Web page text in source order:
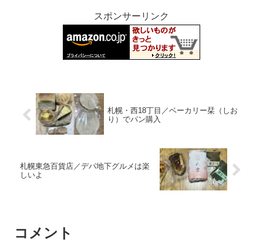
スポンサーリンク
札幌・西18丁目／ベーカリー栞（しお
り）でパン購入
札幌東急百貨店／デパ地下グルメは楽
しいよ
コメント